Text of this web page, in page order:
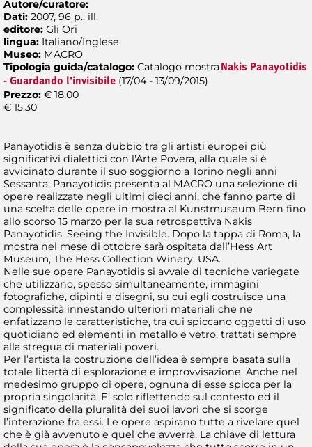
Autore/curatore:
Dati: 2007, 96 p., ill.
editore: Gli Ori
lingua: Italiano/Inglese
Museo: MACRO
Tipologia guida/catalogo: Catalogo mostra Nakis Panayotidis
- Guardando l'invisibile (17/04 - 13/09/2015)
Prezzo: € 18,00
€ 15,30
Panayotidis è senza dubbio tra gli artisti europei più
significativi dialettici con l'Arte Povera, alla quale si è
avvicinato durante il suo soggiorno a Torino negli anni
Sessanta. Panayotidis presenta al MACRO una selezione di
opere realizzate negli ultimi dieci anni, che fanno parte di
una scelta delle opere in mostra al Kunstmuseum Bern fino
allo scorso 15 marzo per la sua retrospettiva Nakis
Panayotidis. Seeing the Invisible. Dopo la tappa di Roma, la
mostra nel mese di ottobre sarà ospitata dall’Hess Art
Museum, The Hess Collection Winery, USA.
Nelle sue opere Panayotidis si avvale di tecniche variegate
che utilizzano, spesso simultaneamente, immagini
fotografiche, dipinti e disegni, su cui egli costruisce una
complessità innestando ulteriori materiali che ne
enfatizzano le caratteristiche, tra cui spiccano oggetti di uso
quotidiano ed elementi in metallo e vetro, trattati sempre
alla stregua di materiali poveri.
Per l’artista la costruzione dell’idea è sempre basata sulla
totale libertà di esplorazione e improvvisazione. Anche nel
medesimo gruppo di opere, ognuna di esse spicca per la
propria singolarità. E’ solo riflettendo sul contesto ed il
significato della pluralità dei suoi lavori che si scorge
l’interazione fra essi. Le opere aspirano tutte a rivelare quel
che è già avvenuto e quel che avverrà. La chiave di lettura